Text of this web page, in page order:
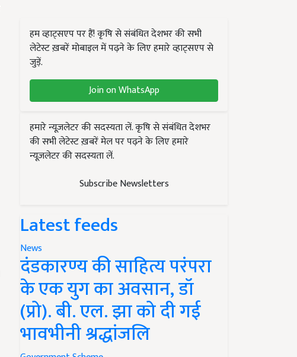
हम व्हाट्सएप पर हैं! कृषि से संबंधित देशभर की सभी
लेटेस्ट ख़बरें मोबाइल में पढ़ने के लिए हमारे व्हाट्सएप से
जुड़ें.
Join on WhatsApp
हमारे न्यूज़लेटर की सदस्यता लें. कृषि से संबंधित देशभर
की सभी लेटेस्ट ख़बरें मेल पर पढ़ने के लिए हमारे
न्यूज़लेटर की सदस्यता लें.
Subscribe Newsletters
Latest feeds
News
दंडकारण्य की साहित्य परंपरा
के एक युग का अवसान, डॉ
(प्रो). बी. एल. झा को दी गई
भावभीनी श्रद्धांजलि